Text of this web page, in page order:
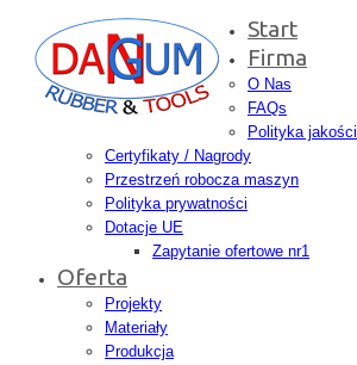
Start
Firma
O Nas
FAQs
Polityka jakości
Certyfikaty / Nagrody
Przestrzeń robocza maszyn
Polityka prywatności
Dotacje UE
Zapytanie ofertowe nr1
Oferta
Projekty
Materiały
Produkcja